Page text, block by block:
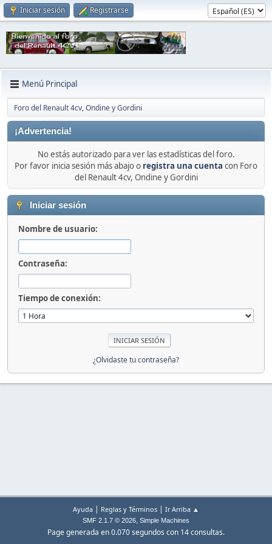
Iniciar sesión Registrarse
Menú Principal
Foro del Renault 4cv, Ondine y Gordini
¡Advertencia!
No estás autorizado para ver las estadísticas del foro.
Por favor inicia sesión más abajo o registra una cuenta con Foro
del Renault 4cv, Ondine y Gordini
Iniciar sesión
Nombre de usuario:
Contraseña:
Tiempo de conexión:
¿Olvidaste tu contraseña?
Ayuda | Reglas y Términos | Ir Arriba ▲
SMF 2.1.7 © 2026, Simple Machines
Page generada en 0.070 segundos con 14 consultas.